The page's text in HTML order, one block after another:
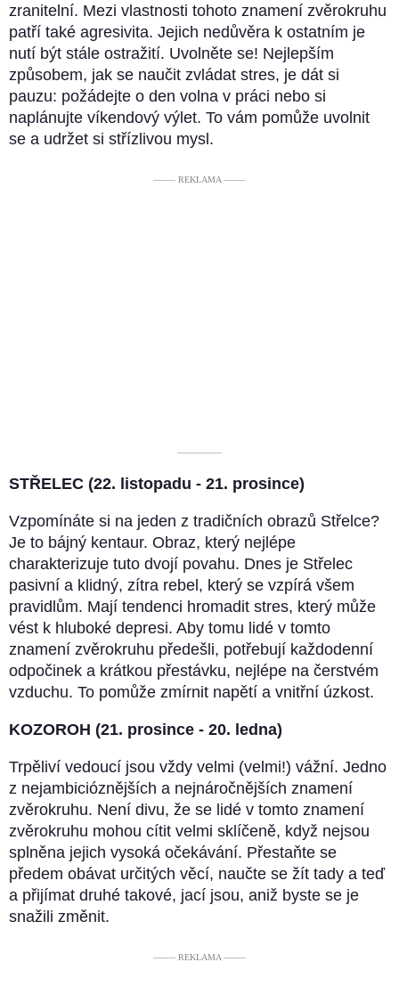
zranitelní. Mezi vlastnosti tohoto znamení zvěrokruhu
patří také agresivita. Jejich nedůvěra k ostatním je
nutí být stále ostražití. Uvolněte se! Nejlepším
způsobem, jak se naučit zvládat stres, je dát si
pauzu: požádejte o den volna v práci nebo si
naplánujte víkendový výlet. To vám pomůže uvolnit
se a udržet si střízlivou mysl.
––––– REKLAMA –––––
––––––––––
STŘELEC (22. listopadu - 21. prosince)
Vzpomínáte si na jeden z tradičních obrazů Střelce?
Je to bájný kentaur. Obraz, který nejlépe
charakterizuje tuto dvojí povahu. Dnes je Střelec
pasivní a klidný, zítra rebel, který se vzpírá všem
pravidlům. Mají tendenci hromadit stres, který může
vést k hluboké depresi. Aby tomu lidé v tomto
znamení zvěrokruhu předešli, potřebují každodenní
odpočinek a krátkou přestávku, nejlépe na čerstvém
vzduchu. To pomůže zmírnit napětí a vnitřní úzkost.
KOZOROH (21. prosince - 20. ledna)
Trpěliví vedoucí jsou vždy velmi (velmi!) vážní. Jedno
z nejambicióznějších a nejnáročnějších znamení
zvěrokruhu. Není divu, že se lidé v tomto znamení
zvěrokruhu mohou cítit velmi sklíčeně, když nejsou
splněna jejich vysoká očekávání. Přestaňte se
předem obávat určitých věcí, naučte se žít tady a teď
a přijímat druhé takové, jací jsou, aniž byste se je
snažili změnit.
––––– REKLAMA –––––